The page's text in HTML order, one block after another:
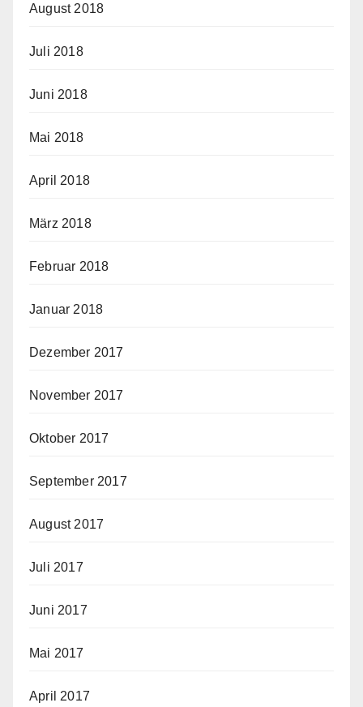
August 2018
Juli 2018
Juni 2018
Mai 2018
April 2018
März 2018
Februar 2018
Januar 2018
Dezember 2017
November 2017
Oktober 2017
September 2017
August 2017
Juli 2017
Juni 2017
Mai 2017
April 2017